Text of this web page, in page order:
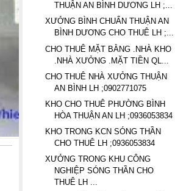
THUẬN AN BÌNH DƯƠNG LH ;...
XƯỞNG BÌNH CHUẨN THUẬN AN
BÌNH DƯƠNG CHO THUÊ LH ;...
CHO THUÊ MẶT BẰNG .NHÀ KHO
.NHÀ XƯỞNG .MẶT TIỀN QL...
CHO THUÊ NHÀ XƯỞNG THUẬN
AN BÌNH LH ;0902771075
KHO CHO THUÊ PHƯỜNG BÌNH
HÒA THUẬN AN LH ;0936053834
KHO TRONG KCN SÓNG THẦN
CHO THUÊ LH ;0936053834
XƯỞNG TRONG KHU CÔNG
NGHIỆP SÓNG THẦN CHO
THUÊ LH ...